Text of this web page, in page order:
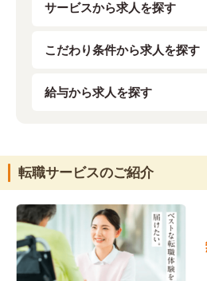
転職サービスのご紹介
サービスから求人を探す
こだわり条件から求人を探す
給与から求人を探す